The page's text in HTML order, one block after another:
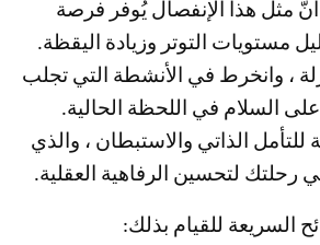
مثل هذا الإنفصال يُوفر فرصة
مستويات التوتر وزيادة اليقظة.
، وانخرط في الأنشطة التي تجلب
السلام في اللحظة الحالية.
الذاتي والاستبطان ، والذي
لتحسين الرفاهية العقلية.
السريعة للقيام بذلك: